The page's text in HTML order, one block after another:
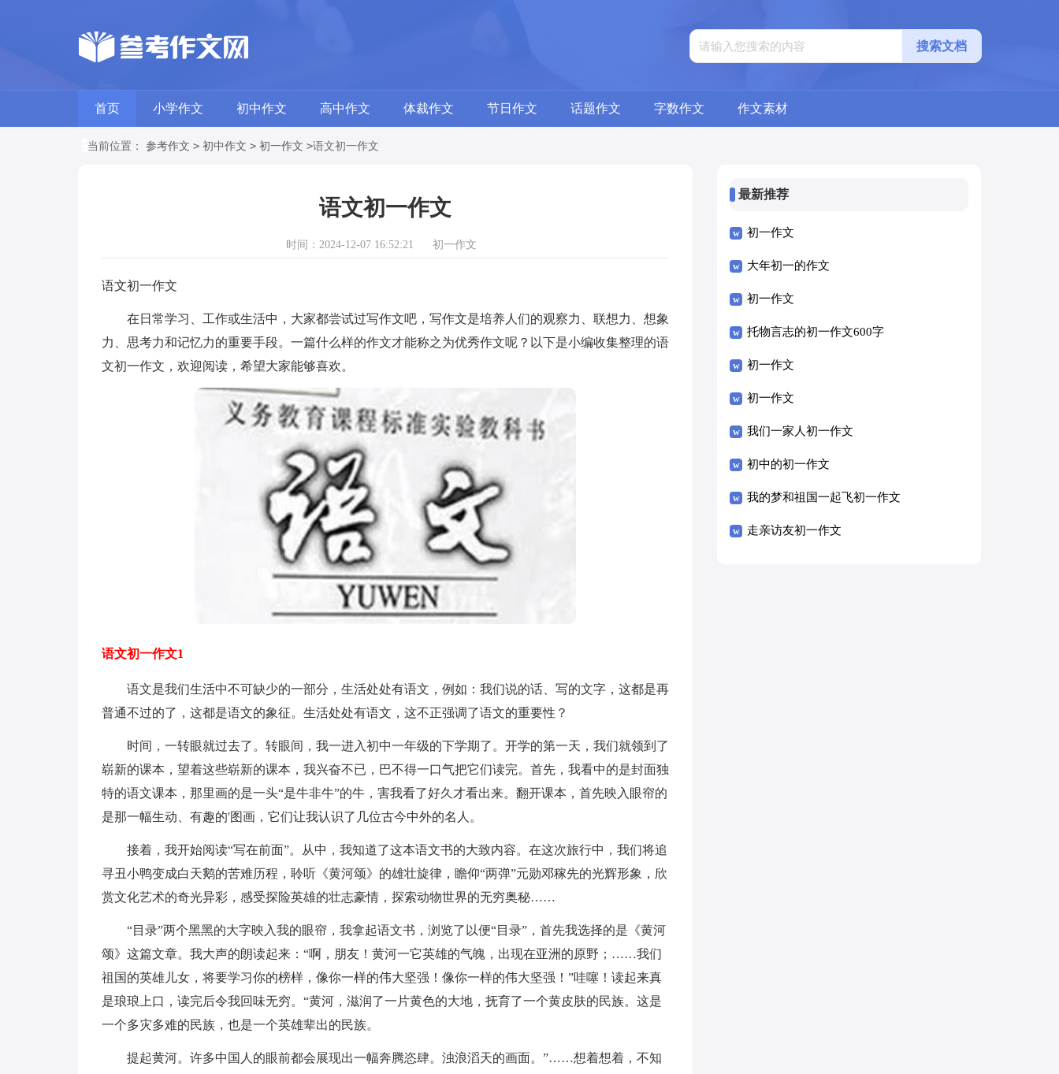
搜索文档
首页 小学作文 初中作文 高中作文 体裁作文 节日作文 话题作文 字数作文 作文素材
当前位置： 参考作文 > 初中作文 > 初一作文 >语文初一作文
语文初一作文
时间：2024-12-07 16:52:21 初一作文
语文初一作文
在日常学习、工作或生活中，大家都尝试过写作文吧，写作文是培养人们的观察力、联想力、想象
力、思考力和记忆力的重要手段。一篇什么样的作文才能称之为优秀作文呢？以下是小编收集整理的语
文初一作文，欢迎阅读，希望大家能够喜欢。
语文初一作文1
语文是我们生活中不可缺少的一部分，生活处处有语文，例如：我们说的话、写的文字，这都是再
普通不过的了，这都是语文的象征。生活处处有语文，这不正强调了语文的重要性？
时间，一转眼就过去了。转眼间，我一进入初中一年级的下学期了。开学的第一天，我们就领到了
崭新的课本，望着这些崭新的课本，我兴奋不已，巴不得一口气把它们读完。首先，我看中的是封面独
特的语文课本，那里画的是一头“是牛非牛”的牛，害我看了好久才看出来。翻开课本，首先映入眼帘的
是那一幅生动、有趣的'图画，它们让我认识了几位古今中外的名人。
接着，我开始阅读“写在前面”。从中，我知道了这本语文书的大致内容。在这次旅行中，我们将追
寻丑小鸭变成白天鹅的苦难历程，聆听《黄河颂》的雄壮旋律，瞻仰“两弹”元勋邓稼先的光辉形象，欣
赏文化艺术的奇光异彩，感受探险英雄的壮志豪情，探索动物世界的无穷奥秘……
“目录”两个黑黑的大字映入我的眼帘，我拿起语文书，浏览了以便“目录”，首先我选择的是《黄河
颂》这篇文章。我大声的朗读起来：“啊，朋友！黄河一它英雄的气魄，出现在亚洲的原野；……我们
祖国的英雄儿女，将要学习你的榜样，像你一样的伟大坚强！像你一样的伟大坚强！”哇噻！读起来真
是琅琅上口，读完后令我回味无穷。“黄河，滋润了一片黄色的大地，抚育了一个黄皮肤的民族。这是
一个多灾多难的民族，也是一个英雄辈出的民族。
提起黄河。许多中国人的眼前都会展现出一幅奔腾恣肆。浊浪滔天的画面。”……想着想着，不知
最新推荐
初一作文
大年初一的作文
初一作文
托物言志的初一作文600字
初一作文
初一作文
我们一家人初一作文
初中的初一作文
我的梦和祖国一起飞初一作文
走亲访友初一作文